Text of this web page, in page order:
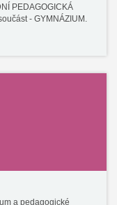
PEDAGOGICKÁ
- GYMNÁZIUM.
a pedagogické